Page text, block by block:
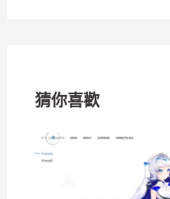
猜你喜歡